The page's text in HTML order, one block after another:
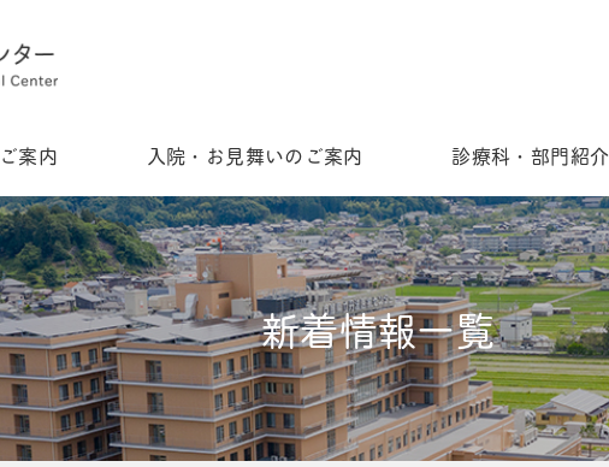
案内 入院・お見舞いのご案内 診療科・部門紹介
新着情報一覧